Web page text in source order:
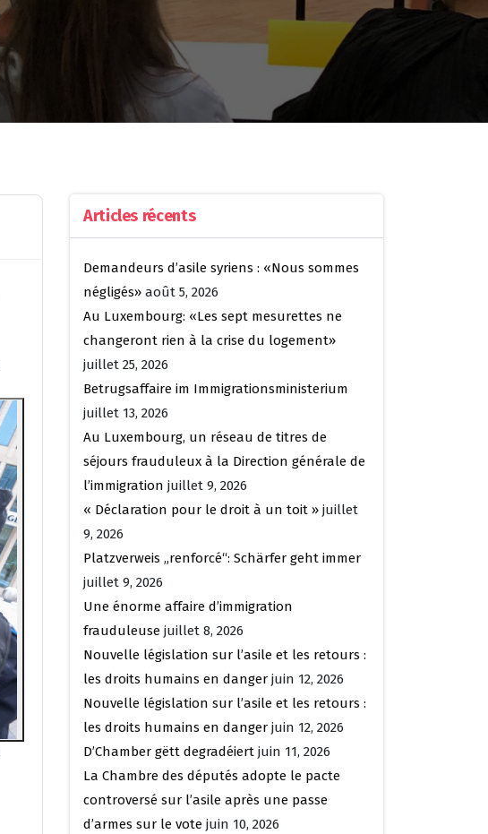
Articles récents
Demandeurs d’asile syriens : «Nous sommes
négligés» août 5, 2026
Au Luxembourg: «Les sept mesurettes ne
changeront rien à la crise du logement»
juillet 25, 2026
Betrugsaffaire im Immigrationsministerium
juillet 13, 2026
Au Luxembourg, un réseau de titres de
séjours frauduleux à la Direction générale de
l’immigration juillet 9, 2026
« Déclaration pour le droit à un toit » juillet
9, 2026
Platzverweis „renforcé“: Schärfer geht immer
juillet 9, 2026
Une énorme affaire d’immigration
frauduleuse juillet 8, 2026
Nouvelle législation sur l’asile et les retours :
les droits humains en danger juin 12, 2026
Nouvelle législation sur l’asile et les retours :
les droits humains en danger juin 12, 2026
D’Chamber gëtt degradéiert juin 11, 2026
La Chambre des députés adopte le pacte
controversé sur l’asile après une passe
d’armes sur le vote juin 10, 2026